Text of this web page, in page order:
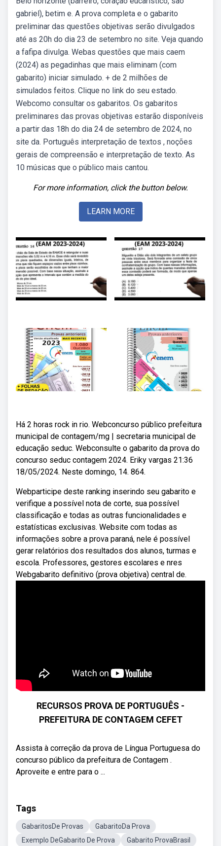
gabriel), betim e. A prova completa e o gabarito
preliminar das questões objetivas serão divulgados
até as 20h do dia 23 de setembro no site. Veja quando
a fafipa divulga. Webas questões que mais caem
(2024) as pegadinhas que mais eliminam (com
gabarito) iniciar simulado. + de 2 milhões de
simulados feitos. Clique no link do seu estado.
Webcomo consultar os gabaritos. Os gabaritos
preliminares das provas objetivas estarão disponíveis
a partir das 18h do dia 24 de setembro de 2024, no
site da. Português interpretação de textos , noções
gerais de compreensão e interpretação de texto. As
10 músicas que o público mais cantou.
For more information, click the button below.
LEARN MORE
Há 2 horas rock in rio. Webconcurso público prefeitura
municipal de contagem/mg | secretaria municipal de
educação seduc. Webconsulte o gabarito da prova do
concurso seduc contagem 2024. Eriky vargas 21:36
18/05/2024. Neste domingo, 14. 864.
Webparticipe deste ranking inserindo seu gabarito e
verifique a possível nota de corte, sua possível
classificação e todas as outras funcionalidades e
estatísticas exclusivas. Website com todas as
informações sobre a prova paraná, nele é possível
gerar relatórios dos resultados dos alunos, turmas e
escola. Professores, gestores escolares e nres
Webgabarito definitivo (prova objetiva) central de.
RECURSOS PROVA DE PORTUGUÊS -
PREFEITURA DE CONTAGEM CEFET
Assista à correção da prova de Língua Portuguesa do
concurso público da prefeitura de Contagem .
Aproveite e entre para o ...
Tags
GabaritosDe Provas
GabaritoDa Prova
Exemplo DeGabarito De Prova
Gabarito ProvaBrasil